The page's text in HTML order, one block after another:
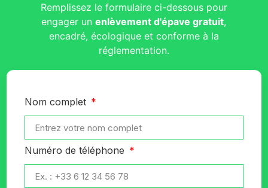
Remplissez le formulaire ci-dessous pour
engager unenlèvement d'épave gratuit,
encadré, écologique et conforme à la
réglementation.
Nom complet
Numéro de téléphone